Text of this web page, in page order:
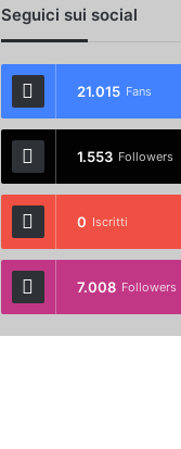
Seguici sui social
21.015 Fans
1.553 Followers
0 Iscritti
7.008 Followers